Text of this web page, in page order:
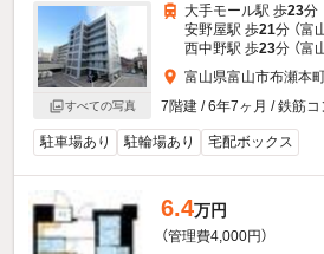
すべての写真
大手モール駅 歩23分
安野屋駅 歩21分 （富
西中野駅 歩23分 （富
富山県富山市布瀬本
7階建 / 6年7ヶ月 / 鉄筋コ
駐車場あり 駐輪場あり 宅配ボックス
6.4万円
（管理費4,000円）